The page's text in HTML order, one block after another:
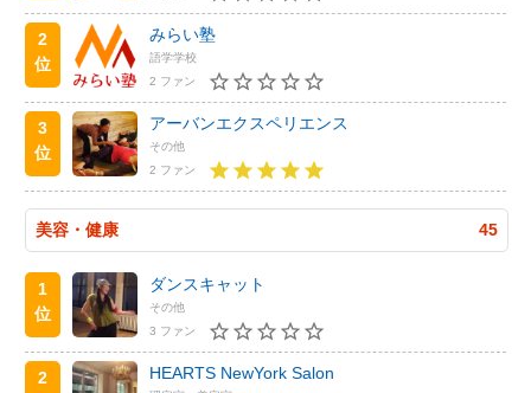
2
位
みらい塾
語学学校
2 ファン
3
位
アーバンエクスペリエンス
その他
2 ファン
美容・健康 45
1
位
ダンスキャット
その他
3 ファン
2
HEARTS NewYork Salon